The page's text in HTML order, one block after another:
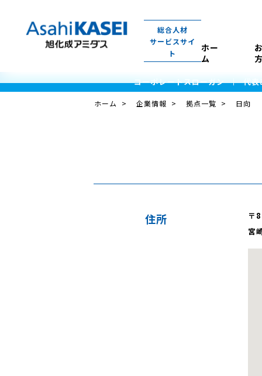
総合人材
サービスサイ
ト
ホー
ム
コーポレートスローガン 代表
ホーム 企業情報 拠点一覧 日向
住所
〒
宮